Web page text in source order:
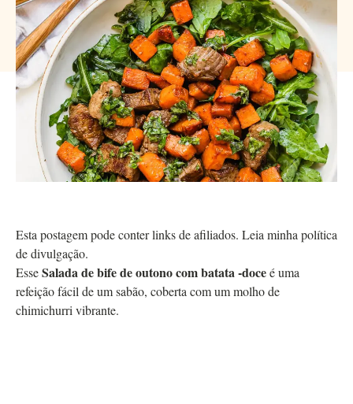
Esta postagem pode conter links de afiliados. Leia minha política
de divulgação.
EsseSalada de bife de outono com batata -doceé uma
refeição fácil de um sabão, coberta com um molho de
chimichurri vibrante.